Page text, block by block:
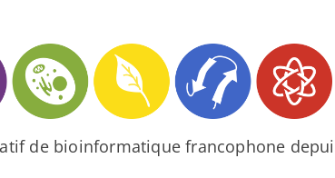
de bioinformatique francophone